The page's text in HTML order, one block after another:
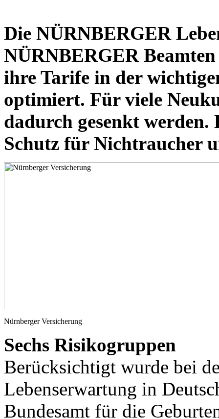
Die NÜRNBERGER
NÜRNBERGER
ihre Tarife in der
optimiert. Für viele
dadurch gesenkt
Schutz für Nichtraucher
Nürnberger Versicherung
Sechs Risikogruppen
Berücksichtigt wurde bei
Lebenserwartung in
Bundesamt für die